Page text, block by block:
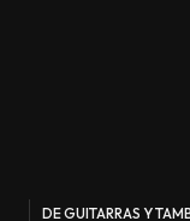
DE GUITARRAS Y